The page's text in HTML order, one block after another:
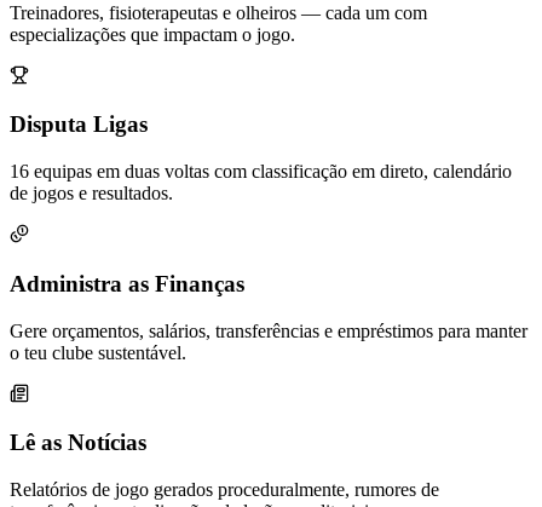
Treinadores, fisioterapeutas e olheiros — cada um com
especializações que impactam o jogo.
Disputa Ligas
16 equipas em duas voltas com classificação em direto, calendário
de jogos e resultados.
Administra as Finanças
Gere orçamentos, salários, transferências e empréstimos para manter
o teu clube sustentável.
Lê as Notícias
Relatórios de jogo gerados proceduralmente, rumores de